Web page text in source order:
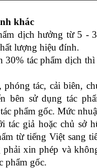
khác
dịch hưởng từ 5 -
lượng hiệu đính.
30% tác phẩm dịch
tác, cải biên,
bên sử dụng tác
phẩm gốc. Mức
tác giả hoặc chủ sở
từ tiếng Việt sang
xin phép và
phẩm gốc.